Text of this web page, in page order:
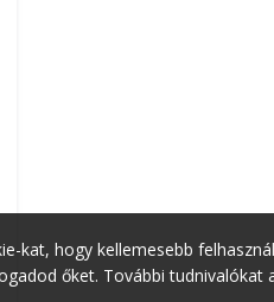
kat, hogy kellemesebb
őket. További tudnivalókat